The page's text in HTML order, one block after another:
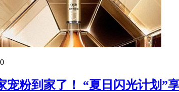
宠粉到家了！ “夏日闪光计划”